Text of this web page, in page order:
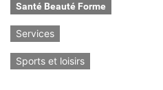
Santé Beauté Forme
Services
Sports et loisirs